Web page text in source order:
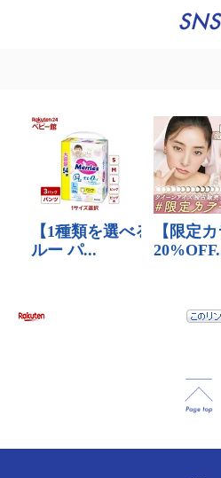
SNS